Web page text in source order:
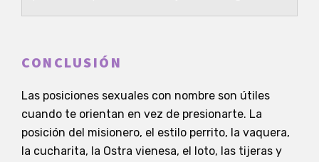
CONCLUSIÓN
Las posiciones sexuales con nombre son útiles
cuando te orientan en vez de presionarte. La
posición del misionero, el estilo perrito, la vaquera,
la cucharita, la Ostra vienesa, el loto, las tijeras y